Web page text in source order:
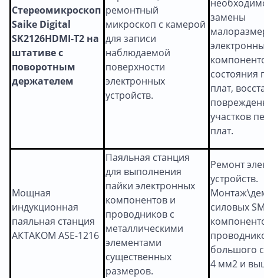
Cтереомикроскоп
Saike Digital
SK2126HDMI-T2 на
штативе с
поворотным
держателем
ремонтный
микроскоп с камерой
для записи
наблюдаемой
поверхности
электронных
устройств.
замены
состояния
плат,
участков
плат.
Мощная
индукционная
паяльная станция
АКТАКОМ ASE-1216
Паяльная станция
для выполнения
пайки электронных
компонентов и
проводников с
металлическими
элементами
существенных
размеров.
Ремонт
устройств.
силовых
большого
4 мм2 и